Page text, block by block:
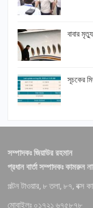
বাবার
সূচকের
সম্পাদকঃ জিয়াউর রহমান
প্রধান বার্তা সম্পাদকঃ কামরুন
পল্টন টাওয়ার, ৮ তলা, ৮৭, বক্স
মোবাইলঃ ০১৭২১ ৬৭৫৮৭৮